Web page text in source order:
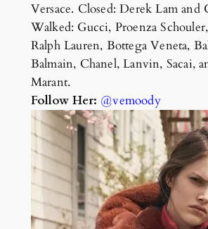
Versace. Closed: Derek Lam and
Walked: Gucci, Proenza
Ralph Lauren, Bottega Veneta,
Balmain, Chanel, Lanvin, Sacai,
Marant.
Follow Her: @vemoody